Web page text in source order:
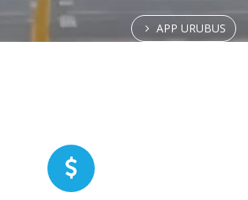
APP URUBUS